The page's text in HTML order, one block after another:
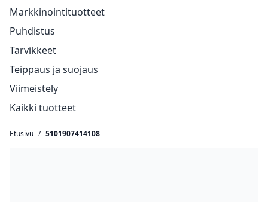
Markkinointituotteet
Puhdistus
Tarvikkeet
Teippaus ja suojaus
Viimeistely
Kaikki tuotteet
Etusivu / 5101907414108